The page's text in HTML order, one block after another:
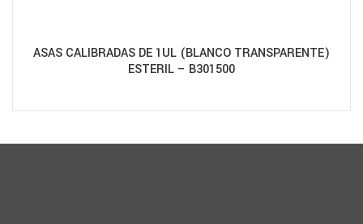
ASAS CALIBRADAS DE 1UL (BLANCO TRANSPARENTE)
ESTERIL – B301500